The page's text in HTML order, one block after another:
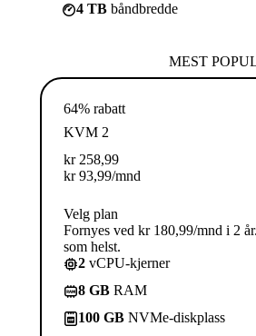
4 TB båndbredde
MEST
64% rabatt
KVM 2
kr 258,99
kr 93,99/mnd
Velg plan
Fornyes ved kr 180,99/mnd i 2
som helst.
2 vCPU-kjerner
8 GB RAM
100 GB NVMe-diskplass